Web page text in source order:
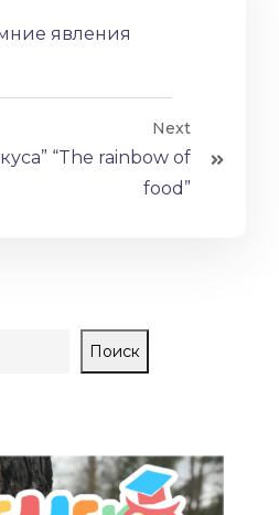
явления
Next
“The rainbow of
food”
Поиск